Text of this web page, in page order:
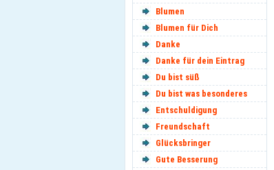
Blumen
Blumen für Dich
Danke
Danke für dein Eintrag
Du bist süß
Du bist was besonderes
Entschuldigung
Freundschaft
Glücksbringer
Gute Besserung